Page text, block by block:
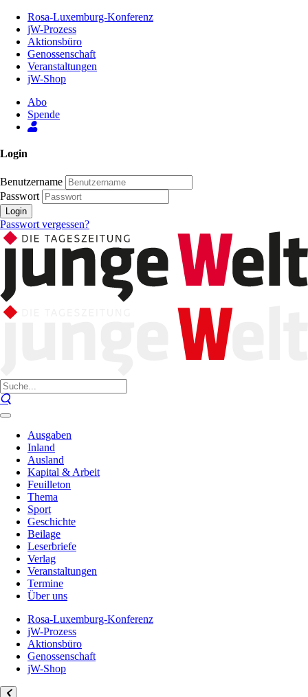
Inhalt
Seite
Rosa-Luxemburg-Konferenz
jW-Prozess
Aktionsbüro
Genossenschaft
Veranstaltungen
jW-Shop
Abo
Spende
Login
Benutzername
Passwort
Login
Passwort vergessen?
Ausgaben
Inland
Ausland
Kapital & Arbeit
Feuilleton
Thema
Sport
Geschichte
Beilage
Leserbriefe
Verlag
Veranstaltungen
Termine
Über uns
Rosa-Luxemburg-Konferenz
jW-Prozess
Aktionsbüro
Genossenschaft
jW-Shop